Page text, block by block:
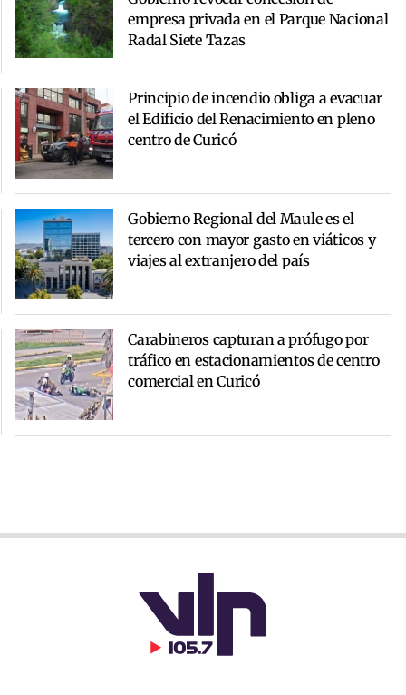
empresa privada en el Parque Nacional
Radal Siete Tazas
Principio de incendio obliga a evacuar
el Edificio del Renacimiento en pleno
centro de Curicó
Gobierno Regional del Maule es el
tercero con mayor gasto en viáticos y
viajes al extranjero del país
Carabineros capturan a prófugo por
tráfico en estacionamientos de centro
comercial en Curicó